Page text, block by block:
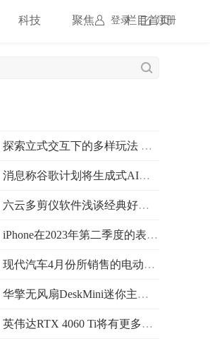
登录 注册
科技 聚焦 栏目首页
探索立式交互下的多样玩法 三星Galaxy Z Flip4给你灵动便捷
消息称谷歌计划将生成式AI聊天机器人Bard以小部件的形式
六云多剪仪软件浅谈经典好莱坞电影背后的剪辑艺术
iPhone在2023年第二季度的表现异常出色 仍同比增长了2%
现代汽车4月份所销售的电动汽车中IONIQ 5和IONIQ 6仍占
华擎无风扇DeskMini迷你主机将可选规格更高的i3-8145U处理器
英伟达RTX 4060 Ti将有更多单风扇型号 ITX主机将拥有